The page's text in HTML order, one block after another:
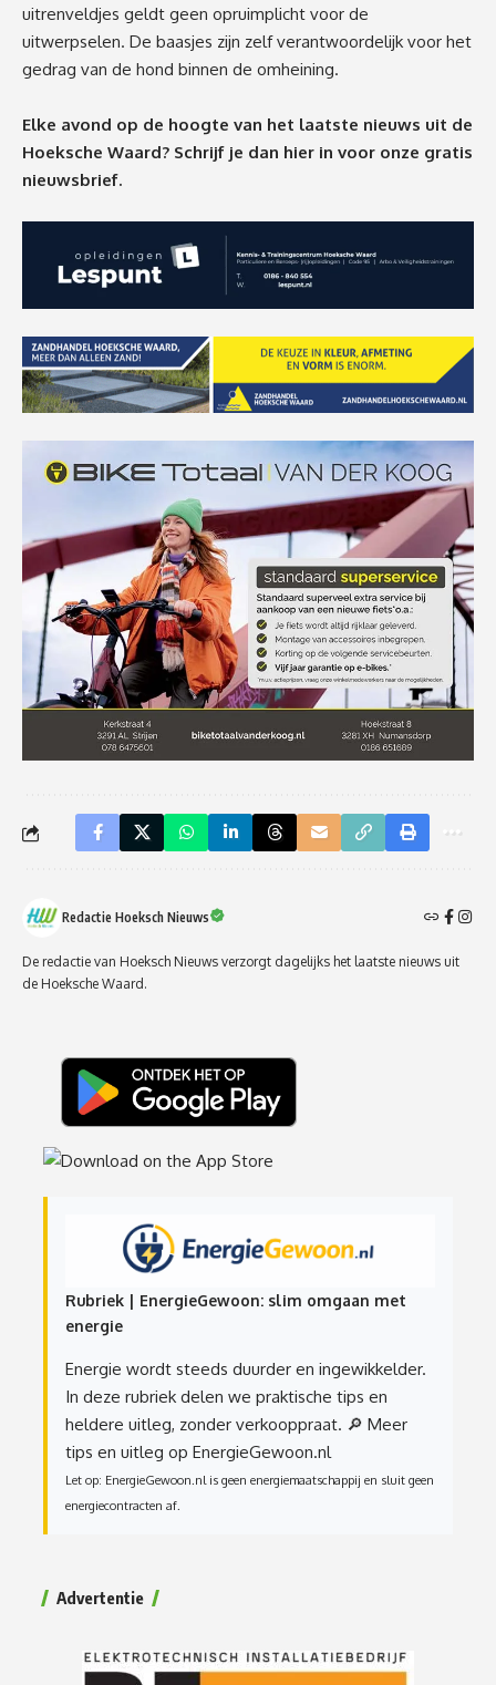
uitrenveldjes geldt geen opruimplicht voor de
uitwerpselen. De baasjes zijn zelf verantwoordelijk voor het
gedrag van de hond binnen de omheining.
Elke avond op de hoogte van het laatste nieuws uit de
Hoeksche Waard? Schrijf je dan hier in voor onze gratis
nieuwsbrief.
Redactie Hoeksch Nieuws
De redactie van Hoeksch Nieuws verzorgt dagelijks het laatste nieuws uit
de Hoeksche Waard.
Rubriek | EnergieGewoon: slim omgaan met
energie
Energie wordt steeds duurder en ingewikkelder.
In deze rubriek delen we praktische tips en
heldere uitleg, zonder verkooppraat. 🔎 Meer
tips en uitleg op EnergieGewoon.nl
Let op: EnergieGewoon.nl is geen energiemaatschappij en sluit geen
energiecontracten af.
Advertentie